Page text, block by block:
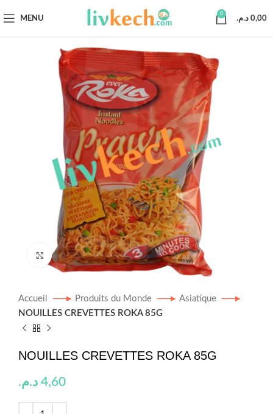
MENU
0
0,00 د.م.
Click to enlarge
Accueil Produits du Monde
Asiatique
NOUILLES CREVETTES ROKA 85G
NOUILLES CREVETTES ROKA 85G
4,60 د.م.